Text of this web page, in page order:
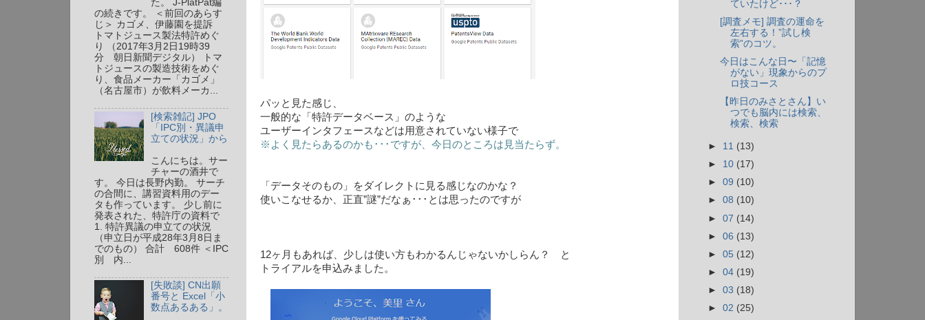
パッと見た感じ、
一般的な「特許データベース」のような
ユーザーインタフェースなどは用意されていない様子で
※よく見たらあるのかも･･･ですが、今日のところは見当たらず。
「データそのもの」をダイレクトに見る感じなのかな？
使いこなせるか、正直”謎”だなぁ･･･とは思ったのですが
12ヶ月もあれば、少しは使い方もわかるんじゃないかしらん？ と
トライアルを申込みました。
た。 J-PlatPat編
の続きです。 ＜前回のあらす
じ＞ カゴメ、伊藤園を提訴
トマトジュース製法特許めぐ
り （2017年3月2日19時39
分 朝日新聞デジタル） トマ
トジュースの製造技術をめぐ
り、食品メーカー「カゴメ」
（名古屋市）が飲料メーカ...
[検索雑記] JPO
「IPC別・異議申
立ての状況」から
こんにちは。サー
チャーの酒井で
す。 今日は長野内勤。 サーチ
の合間に、講習資料用のデー
タも作っています。 少し前に
発表された、特許庁の資料で
1. 特許異議の申立ての状況
（申立日が平成28年3月8日ま
でのもの） 合計 608件 ＜IPC
別 内...
[失敗談] CN出願
番号と Excel「小
数点あるある」。
ていたけど･･･？
[調査メモ] 調査の運命を
左右する！”試し検
索”のコツ。
今日はこんな日〜「記憶
がない」現象からのプ
ロ技コース
【昨日のみさとさん】い
つでも脳内には検索、
検索、検索
► 11 (13)
► 10 (17)
►09 (10)
►08 (10)
►07 (14)
►06 (13)
►05 (12)
►04 (19)
►03 (18)
►02 (25)